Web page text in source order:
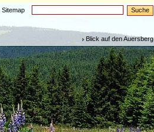
Sitemap
Blick auf den Auersberg